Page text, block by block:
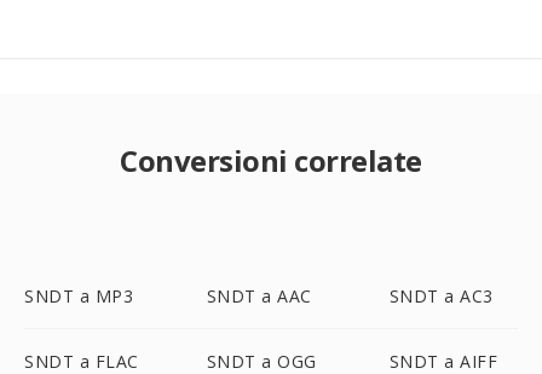
Conversioni correlate
SNDT a MP3 SNDT a AAC SNDT a AC3
SNDT a FLAC SNDT a OGG SNDT a AIFF